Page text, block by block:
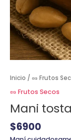
Inicio / 🥜 Frutos
🥜 Frutos Secos
Mani
$6900